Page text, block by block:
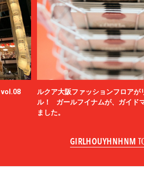
vol.08
ルクア大阪ファッションフロアが
ル！ ガールフイナムが、ガイド
ました。
GIRLHOUYHNHNM